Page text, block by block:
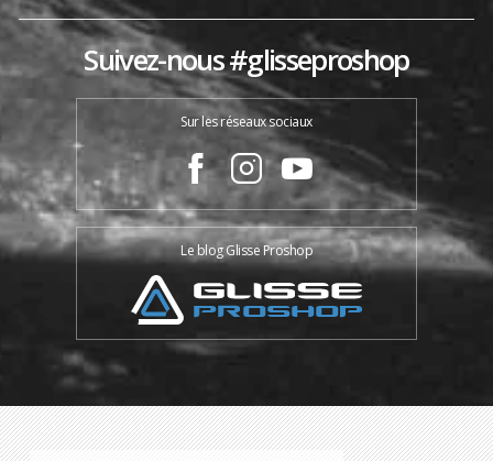
Suivez-nous #glisseproshop
Sur les réseaux sociaux
Le blog Glisse Proshop